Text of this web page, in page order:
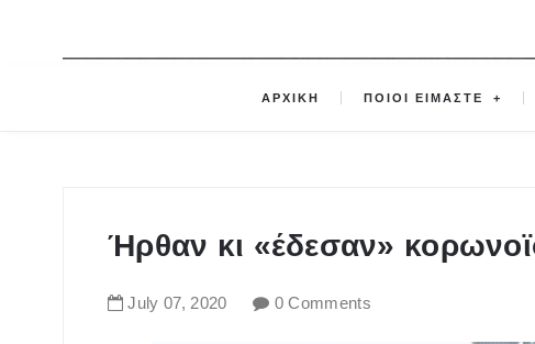
ΑΡΧΙΚΗ ΠΟΙΟΙ ΕΙΜΑΣΤΕ
Ήρθαν κι «έδεσαν»
July 07, 2020 0 Comments